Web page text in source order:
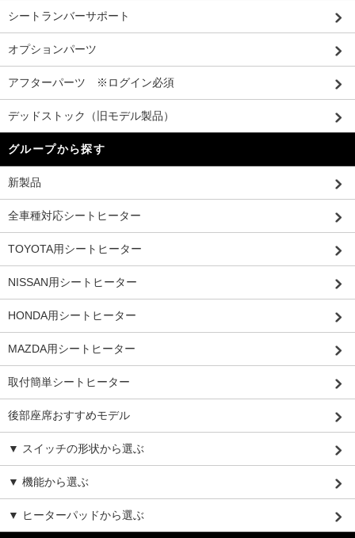
シートランバーサポート
オプションパーツ
アフターパーツ ※ログイン必須
デッドストック（旧モデル製品）
グループから探す
新製品
全車種対応シートヒーター
TOYOTA用シートヒーター
NISSAN用シートヒーター
HONDA用シートヒーター
MAZDA用シートヒーター
取付簡単シートヒーター
後部座席おすすめモデル
▼ スイッチの形状から選ぶ
▼ 機能から選ぶ
▼ ヒーターパッドから選ぶ